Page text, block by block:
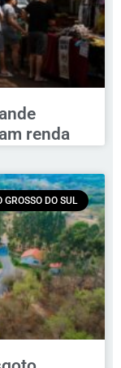
renda
GROSSO DO SUL